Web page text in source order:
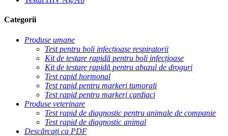
Categorii
Produse umane
Test pentru boli infecțioase respiratorii
Kit de testare rapidă pentru boli infecțioase
Kit de testare rapidă pentru abuzul de droguri
Test rapid hormonal
Test rapid pentru markeri tumorali
Test rapid pentru markeri cardiaci
Produse veterinare
Test rapid de diagnostic pentru animale de companie
Test rapid de diagnostic animal
Descărcați ca PDF